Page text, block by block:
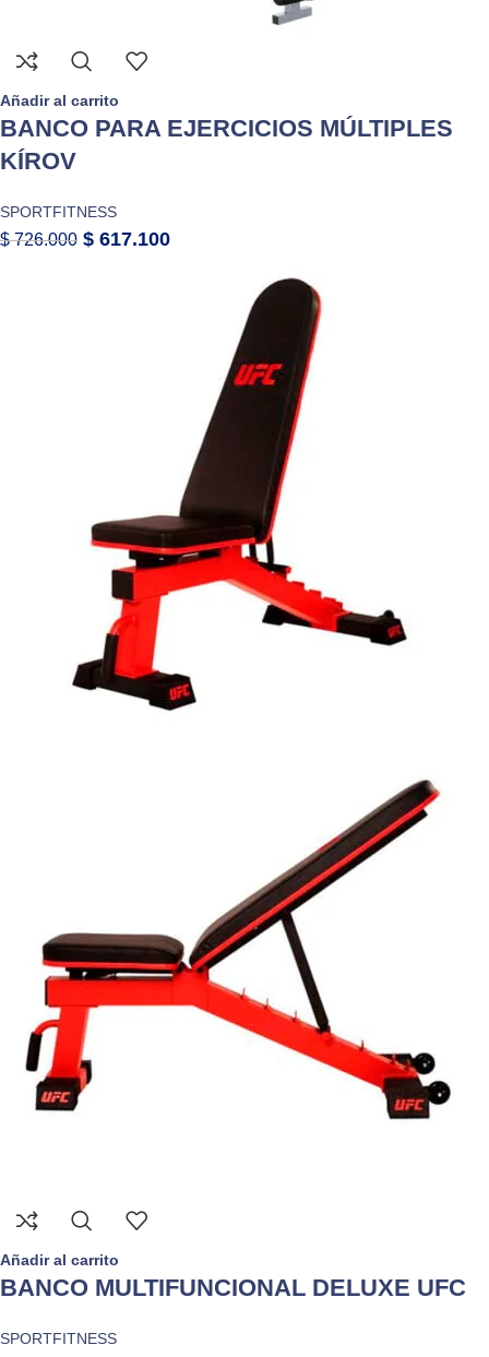
Añadir al carrito
BANCO PARA EJERCICIOS MÚLTIPLES
KÍROV
SPORTFITNESS
$726.000 $ 617.100
Añadir al carrito
BANCO MULTIFUNCIONAL DELUXE UFC
SPORTFITNESS